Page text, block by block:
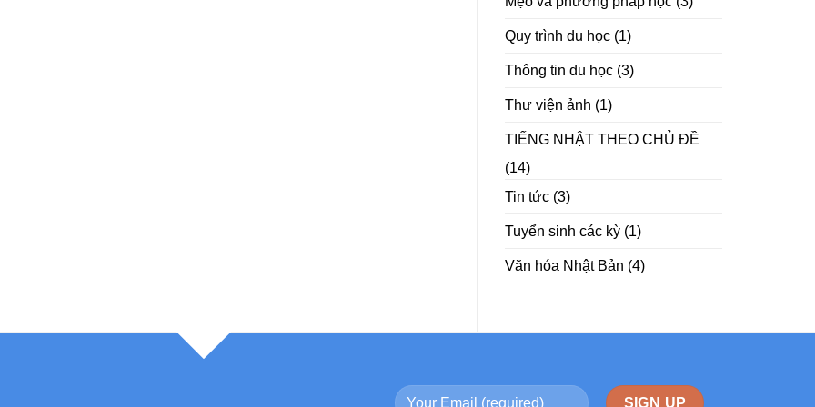
Quy trình du học (1)
Thông tin du học (3)
Thư viện ảnh (1)
TIẾNG NHẬT THEO CHỦ ĐỀ
(14)
Tin tức (3)
Tuyển sinh các kỳ (1)
Văn hóa Nhật Bản (4)